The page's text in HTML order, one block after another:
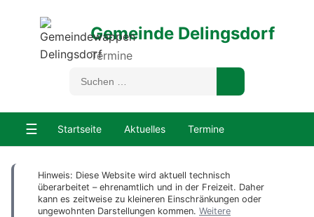
Gemeinde Delingsdorf
Termine
☰ Startseite Aktuelles Termine
Hinweis: Diese Website wird aktuell technisch
überarbeitet – ehrenamtlich und in der Freizeit. Daher
kann es zeitweise zu kleineren Einschränkungen oder
ungewohnten Darstellungen kommen. Weitere